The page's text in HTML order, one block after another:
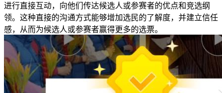
进行直接互动，向他们传达候选人或参赛者的优点和竞选纲
领。这种直接的沟通方式能够增加选民的了解度，并建立信任
感，从而为候选人或参赛者赢得更多的选票。